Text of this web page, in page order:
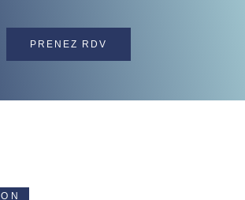
PRENEZ RDV